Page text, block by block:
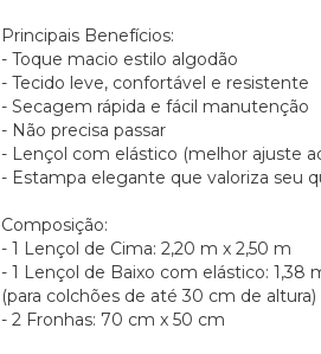
Principais Benefícios:
- Toque macio estilo algodão
- Tecido leve, confortável e resistente
- Secagem rápida e fácil manutenção
- Não precisa passar
- Lençol com elástico (melhor ajuste
- Estampa elegante que valoriza seu
Composição:
- 1 Lençol de Cima: 2,20 m x 2,50 m
- 1 Lençol de Baixo com elástico: 1,38
(para colchões de até 30 cm de altura)
- 2 Fronhas: 70 cm x 50 cm